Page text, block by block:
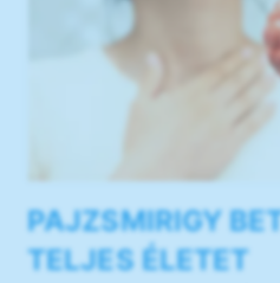
PAJZSMIRIGY
TELJES ÉLETET